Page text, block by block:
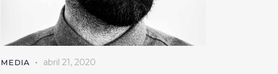
MEDIA abril 21, 2020